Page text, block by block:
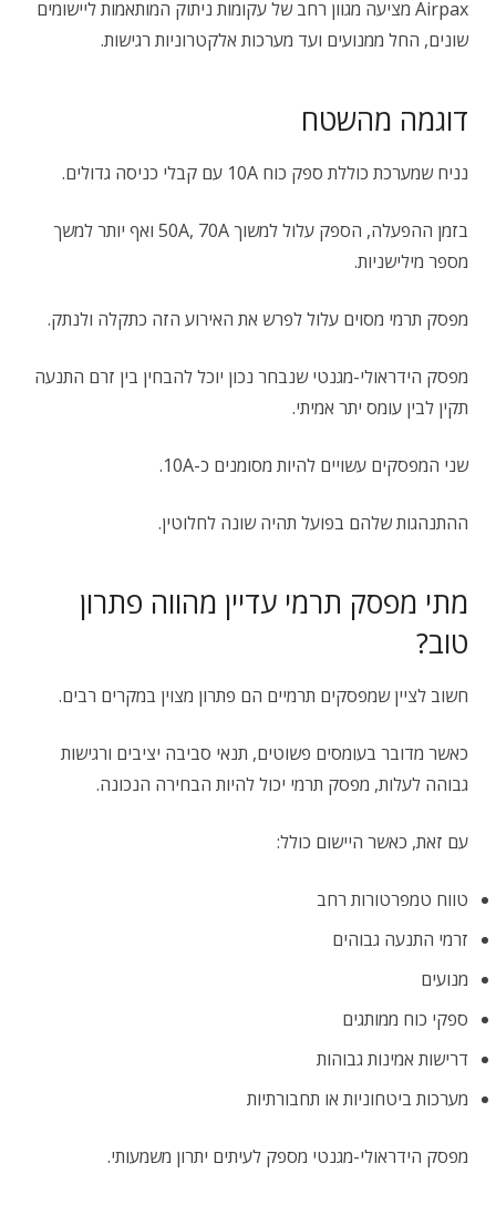
Airpax מציעה מגוון רחב של עקומות ניתוק המותאמות ליישומים
שונים, החל ממנועים ועד מערכות אלקטרוניות רגישות.
דוגמה מהשטח
נניח שמערכת כוללת ספק כוח 10A עם קבלי כניסה גדולים.
בזמן ההפעלה, הספק עלול למשוך 50A, 70A ואף יותר למשך
מספר מילישניות.
מפסק תרמי מסוים עלול לפרש את האירוע הזה כתקלה ולנתק.
מפסק הידראולי-מגנטי שנבחר נכון יוכל להבחין בין זרם התנעה
תקין לבין עומס יתר אמיתי.
שני המפסקים עשויים להיות מסומנים כ-10A.
ההתנהגות שלהם בפועל תהיה שונה לחלוטין.
מתי מפסק תרמי עדיין מהווה פתרון
טוב?
חשוב לציין שמפסקים תרמיים הם פתרון מצוין במקרים רבים.
כאשר מדובר בעומסים פשוטים, תנאי סביבה יציבים ורגישות
גבוהה לעלות, מפסק תרמי יכול להיות הבחירה הנכונה.
עם זאת, כאשר היישום כולל:
טווח טמפרטורות רחב
זרמי התנעה גבוהים
מנועים
ספקי כוח ממותגים
דרישות אמינות גבוהות
מערכות ביטחוניות או תחבורתיות
מפסק הידראולי-מגנטי מספק לעיתים יתרון משמעותי.